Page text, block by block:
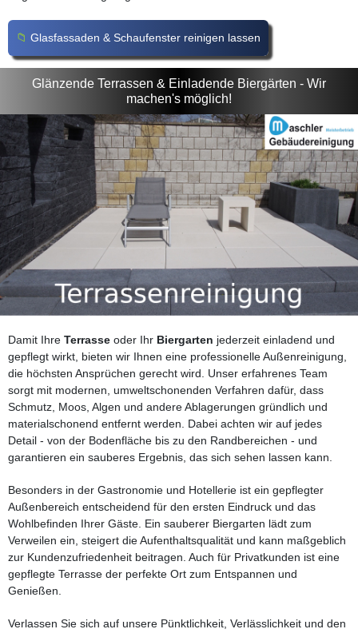
Glasfassaden & Schaufenster reinigen lassen
Glänzende Terrassen & Einladende Biergärten - Wir
machen's möglich!
Damit Ihre Terrasse oder Ihr Biergarten jederzeit einladend und
gepflegt wirkt, bieten wir Ihnen eine professionelle Außenreinigung,
die höchsten Ansprüchen gerecht wird. Unser erfahrenes Team
sorgt mit modernen, umweltschonenden Verfahren dafür, dass
Schmutz, Moos, Algen und andere Ablagerungen gründlich und
materialschonend entfernt werden. Dabei achten wir auf jedes
Detail - von der Bodenfläche bis zu den Randbereichen - und
garantieren ein sauberes Ergebnis, das sich sehen lassen kann.
Besonders in der Gastronomie und Hotellerie ist ein gepflegter
Außenbereich entscheidend für den ersten Eindruck und das
Wohlbefinden Ihrer Gäste. Ein sauberer Biergarten lädt zum
Verweilen ein, steigert die Aufenthaltsqualität und kann maßgeblich
zur Kundenzufriedenheit beitragen. Auch für Privatkunden ist eine
gepflegte Terrasse der perfekte Ort zum Entspannen und
Genießen.
Verlassen Sie sich auf unsere Pünktlichkeit, Verlässlichkeit und den